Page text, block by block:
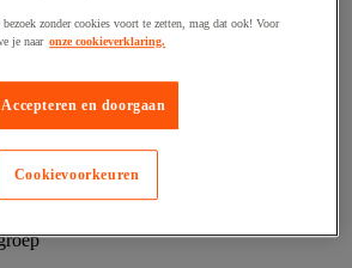
en gereedschapkoffer
en opbergtas
en versterkte kist
zonder cookies voort te zetten, mag dat ook! Voor
je naar onze cookieverklaring.
Accepteren en doorgaan
Cookievoorkeuren